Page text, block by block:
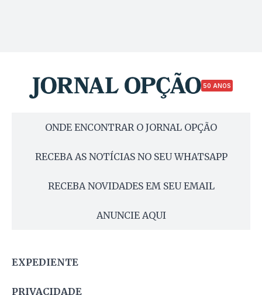
50 ANOS
ONDE ENCONTRAR O JORNAL OPÇÃO
RECEBA AS NOTÍCIAS NO SEU WHATSAPP
RECEBA NOVIDADES EM SEU EMAIL
ANUNCIE AQUI
EXPEDIENTE
PRIVACIDADE